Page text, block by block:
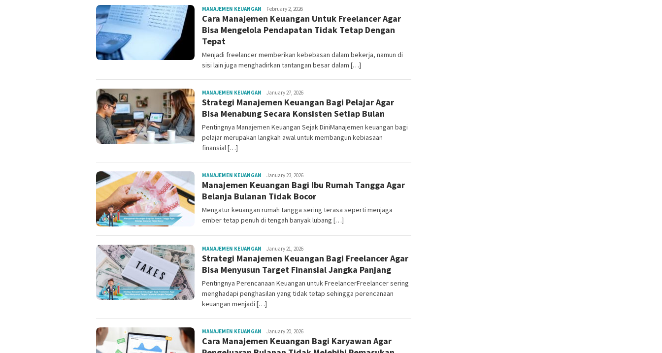
MANAJEMEN KEUANGAN Mala
Citraning
February 2, 2026
Cara Manajemen Keuangan Untuk Freelancer Agar
Bisa Mengelola Pendapatan Tidak Tetap Dengan
Tepat
Menjadi freelancer memberikan kebebasan dalam bekerja, namun di
sisi lain juga menghadirkan tantangan besar dalam […]
MANAJEMEN KEUANGAN Mala
Citraning
January 27, 2026
Strategi Manajemen Keuangan Bagi Pelajar Agar
Bisa Menabung Secara Konsisten Setiap Bulan
Pentingnya Manajemen Keuangan Sejak DiniManajemen keuangan bagi
pelajar merupakan langkah awal untuk membangun kebiasaan
finansial […]
MANAJEMEN KEUANGAN macvanenida
January 23, 2026
Manajemen Keuangan Bagi Ibu Rumah Tangga Agar
Belanja Bulanan Tidak Bocor
Mengatur keuangan rumah tangga sering terasa seperti menjaga
ember tetap penuh di tengah banyak lubang […]
MANAJEMEN KEUANGAN Mala
Citraning
January 21, 2026
Strategi Manajemen Keuangan Bagi Freelancer Agar
Bisa Menyusun Target Finansial Jangka Panjang
Pentingnya Perencanaan Keuangan untuk FreelancerFreelancer sering
menghadapi penghasilan yang tidak tetap sehingga perencanaan
keuangan menjadi […]
MANAJEMEN KEUANGAN Mala
Citraning
January 20, 2026
Cara Manajemen Keuangan Bagi Karyawan Agar